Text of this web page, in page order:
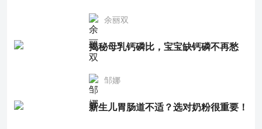
余丽双
揭秘母乳钙磷比，宝宝缺钙磷不再愁
邹娜
新生儿胃肠道不适？选对奶粉很重要！